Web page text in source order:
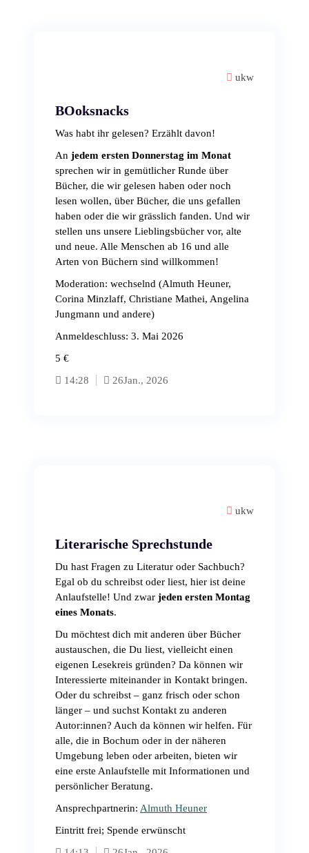
ukw
BOoksnacks
Was habt ihr gelesen? Erzählt davon!
An jedem ersten Donnerstag im Monat
sprechen wir in gemütlicher Runde über
Bücher, die wir gelesen haben oder noch
lesen wollen, über Bücher, die uns gefallen
haben oder die wir grässlich fanden. Und wir
stellen uns unsere Lieblingsbücher vor, alte
und neue. Alle Menschen ab 16 und alle
Arten von Büchern sind willkommen!
Moderation: wechselnd (Almuth Heuner,
Corina Minzlaff, Christiane Mathei, Angelina
Jungmann und andere)
Anmeldeschluss: 3. Mai 2026
5 €
14:28
26Jan., 2026
ukw
Literarische Sprechstunde
Du hast Fragen zu Literatur oder Sachbuch?
Egal ob du schreibst oder liest, hier ist deine
Anlaufstelle! Und zwar jeden ersten Montag
eines Monats.
Du möchtest dich mit anderen über Bücher
austauschen, die Du liest, vielleicht einen
eigenen Lesekreis gründen? Da können wir
Interessierte miteinander in Kontakt bringen.
Oder du schreibst – ganz frisch oder schon
länger – und suchst Kontakt zu anderen
Autor:innen? Auch da können wir helfen. Für
alle, die in Bochum oder in der näheren
Umgebung leben oder arbeiten, bieten wir
eine erste Anlaufstelle mit Informationen und
persönlicher Beratung.
Ansprechpartnerin: Almuth Heuner
Eintritt frei; Spende erwünscht